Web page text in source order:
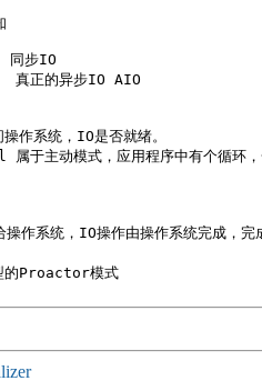
同步IO
真正的异步IO AIO
作系统，IO是否就绪。
主动模式，应用程序中有个循环
作系统，IO操作由操作系统完成，